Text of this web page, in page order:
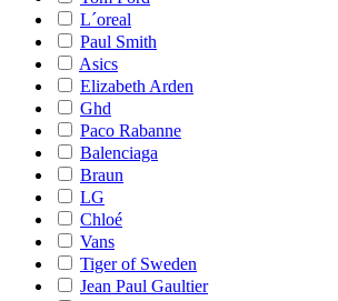
L´oreal
Paul Smith
Asics
Elizabeth Arden
Ghd
Paco Rabanne
Balenciaga
Braun
LG
Chloé
Vans
Tiger of Sweden
Jean Paul Gaultier